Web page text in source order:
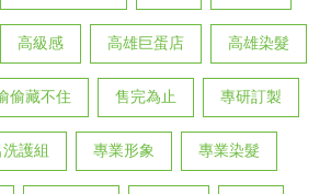
高級感 高雄巨蛋店 高雄染髮
偷藏不住 售完為止 專研訂製
護組 專業形象 專業染髮